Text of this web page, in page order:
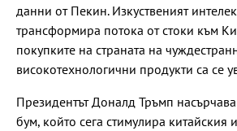
данни от Пекин. Изкуственият
трансформира потока от стоки към
покупките на страната на
високотехнологични продукти са се
Президентът Доналд Тръмп
бум, който сега стимулира китайския